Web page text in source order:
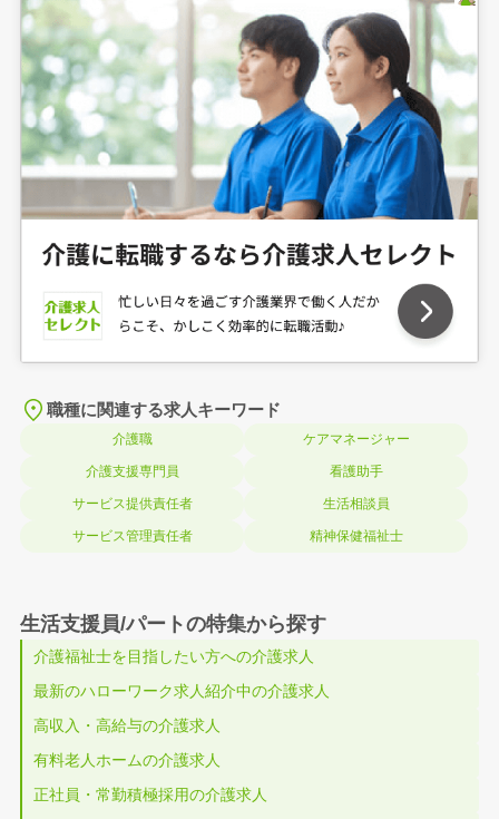
職種に関連する求人キーワード
介護職 ケアマネージャー
介護支援専門員 看護助手
サービス提供責任者 生活相談員
サービス管理責任者 精神保健福祉士
生活支援員/パートの特集から探す
介護福祉士を目指したい方への介護求人
最新のハローワーク求人紹介中の介護求人
高収入・高給与の介護求人
有料老人ホームの介護求人
正社員・常勤積極採用の介護求人